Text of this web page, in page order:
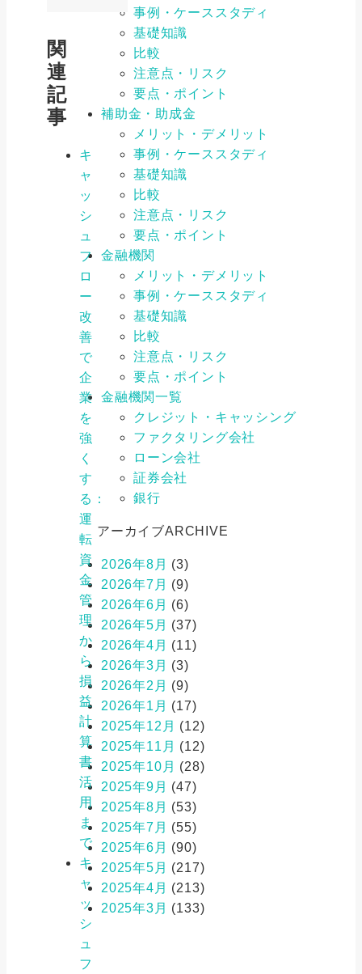
関
連
記
事
キ
ャ
ッ
シ
ュ
フ
ロ
ー
改
善
で
企
業
を
強
く
す
る：
運
転
資
金
管
理
か
ら
損
益
計
算
書
活
用
ま
で
キ
ャ
ッ
シ
ュ
フ
事例・ケーススタディ
基礎知識
比較
注意点・リスク
要点・ポイント
補助金・助成金
メリット・デメリット
事例・ケーススタディ
基礎知識
比較
注意点・リスク
要点・ポイント
金融機関
メリット・デメリット
事例・ケーススタディ
基礎知識
比較
注意点・リスク
要点・ポイント
金融機関一覧
クレジット・キャッシング
ファクタリング会社
ローン会社
証券会社
銀行
アーカイブARCHIVE
2026年8月 (3)
2026年7月 (9)
2026年6月 (6)
2026年5月 (37)
2026年4月 (11)
2026年3月 (3)
2026年2月 (9)
2026年1月 (17)
2025年12月 (12)
2025年11月 (12)
2025年10月 (28)
2025年9月 (47)
2025年8月 (53)
2025年7月 (55)
2025年6月 (90)
2025年5月 (217)
2025年4月 (213)
2025年3月 (133)